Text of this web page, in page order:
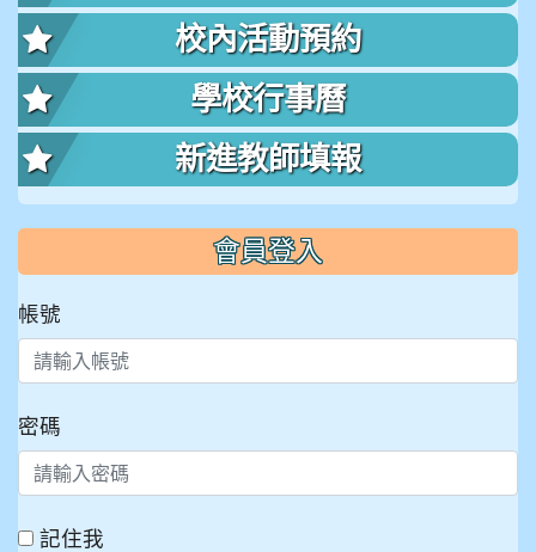
校內活動預約
學校行事曆
新進教師填報
會員登入
帳號
密碼
記住我